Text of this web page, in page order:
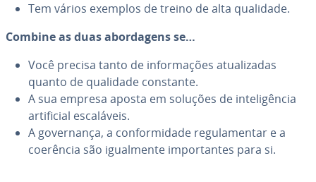
Tem vários exemplos de treino de alta qualidade.
Combine as duas abor­da­gens se…
Você precisa tanto de in­for­ma­ções atu­a­li­za­das
quanto de qualidade constante.
A sua empresa aposta em soluções de in­te­li­gên­cia
ar­ti­fi­cial es­ca­lá­veis.
A go­ver­nança, a con­for­mi­dade re­gu­la­men­tar e a
coerência são igual­mente im­por­tan­tes para si.